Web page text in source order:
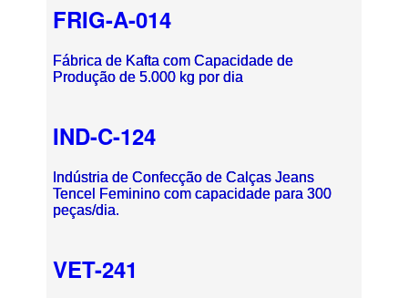
FRIG-A-014
Fábrica de Kafta com Capacidade de
Produção de 5.000 kg por dia
IND-C-124
Indústria de Confecção de Calças Jeans
Tencel Feminino com capacidade para 300
peças/dia.
VET-241